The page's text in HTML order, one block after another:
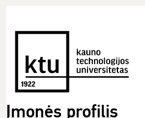
Įmonės profilis